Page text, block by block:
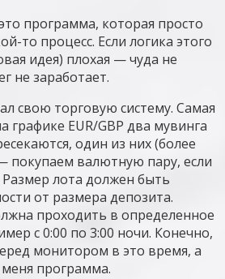
программа, которая просто
то процесс. Если логика этого
идея) плохая — чуда не
не заработает.
свою торговую систему. Самая
графике EUR/GBP два мувинга
один из них (более
валютную пару, если
лота должен быть
от размера депозита.
проходить в определенное
с 0:00 по 3:00 ночи. Конечно,
монитором в это время, а
программа.